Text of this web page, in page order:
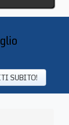
SUBITO!